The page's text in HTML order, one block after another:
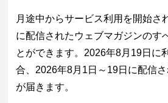
月途中からサービス利用を開始さ
に配信されたウェブマガジンのす
とができます。2026年8月19日に
合、2026年8月1日～19日に配信
が届きます。